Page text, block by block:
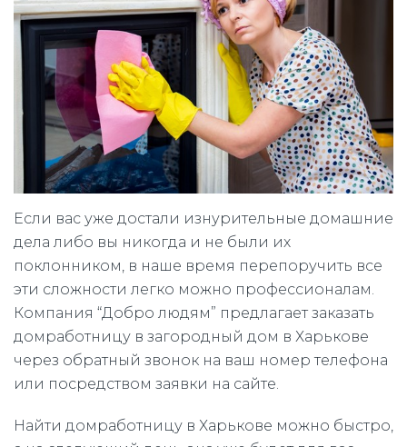
Если вас уже достали изнурительные домашние
дела либо вы никогда и не были их
поклонником, в наше время перепоручить все
эти сложности легко можно профессионалам.
Компания “Добро людям” предлагает заказать
домработницу в загородный дом в Харькове
через обратный звонок на ваш номер телефона
или посредством заявки на сайте.
Найти домработницу в Харькове можно быстро,